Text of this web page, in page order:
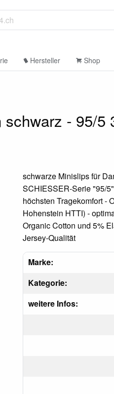
Hersteller Shop
- 95/5
schwarze Minislips für
SCHIESSER-Serie "95/
höchsten Tragekomfort -
Hohenstein HTTI) -
Organic Cotton und 5%
Jersey-Qualität
Marke:
Kategorie:
weitere Infos: